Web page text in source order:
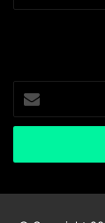
Escribe
tu
correo